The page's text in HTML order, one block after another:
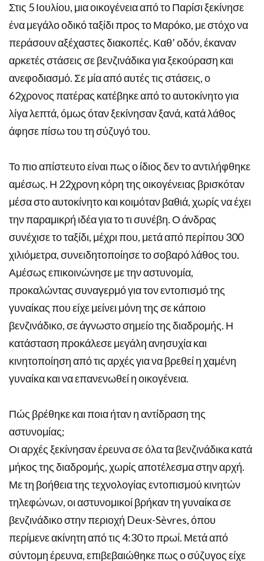
Στις 5 Ιουλίου, μια οικογένεια από το Παρίσι ξεκίνησε
ένα μεγάλο οδικό ταξίδι προς το Μαρόκο, με στόχο να
περάσουν αξέχαστες διακοπές. Καθ’ οδόν, έκαναν
αρκετές στάσεις σε βενζινάδικα για ξεκούραση και
ανεφοδιασμό. Σε μία από αυτές τις στάσεις, ο
62χρονος πατέρας κατέβηκε από το αυτοκίνητο για
λίγα λεπτά, όμως όταν ξεκίνησαν ξανά, κατά λάθος
άφησε πίσω του τη σύζυγό του.
Το πιο απίστευτο είναι πως ο ίδιος δεν το αντιλήφθηκε
αμέσως. Η 22χρονη κόρη της οικογένειας βρισκόταν
μέσα στο αυτοκίνητο και κοιμόταν βαθιά, χωρίς να έχει
την παραμικρή ιδέα για το τι συνέβη. Ο άνδρας
συνέχισε το ταξίδι, μέχρι που, μετά από περίπου 300
χιλιόμετρα, συνειδητοποίησε το σοβαρό λάθος του.
Αμέσως επικοινώνησε με την αστυνομία,
προκαλώντας συναγερμό για τον εντοπισμό της
γυναίκας που είχε μείνει μόνη της σε κάποιο
βενζινάδικο, σε άγνωστο σημείο της διαδρομής. Η
κατάσταση προκάλεσε μεγάλη ανησυχία και
κινητοποίηση από τις αρχές για να βρεθεί η χαμένη
γυναίκα και να επανενωθεί η οικογένεια.
Πώς βρέθηκε και ποια ήταν η αντίδραση της
αστυνομίας;
Οι αρχές ξεκίνησαν έρευνα σε όλα τα βενζινάδικα κατά
μήκος της διαδρομής, χωρίς αποτέλεσμα στην αρχή.
Με τη βοήθεια της τεχνολογίας εντοπισμού κινητών
τηλεφώνων, οι αστυνομικοί βρήκαν τη γυναίκα σε
βενζινάδικο στην περιοχή Deux-Sèvres, όπου
περίμενε ακίνητη από τις 4:30 το πρωί. Μετά από
σύντομη έρευνα, επιβεβαιώθηκε πως ο σύζυγος είχε